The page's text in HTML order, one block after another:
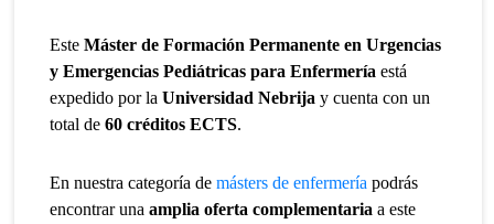
EsteMáster de Formación Permanente en Urgencias
y Emergencias Pediátricas para Enfermería está
expedido por laUniversidad Nebrijay cuenta con un
total de60 créditos ECTS.
En nuestra categoría demásters de enfermería podrás
encontrar unaamplia oferta complementaria a este